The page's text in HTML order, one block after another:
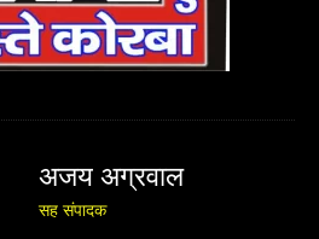
अजय अग्रवाल
सह संपादक